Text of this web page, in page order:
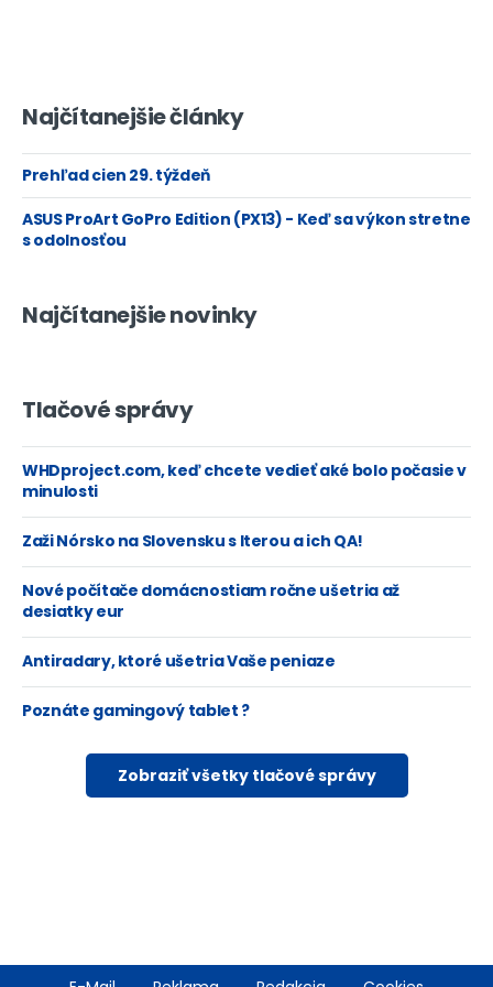
Najčítanejšie články
Prehľad cien 29. týždeň
ASUS ProArt GoPro Edition (PX13) - Keď sa výkon stretne
s odolnosťou
Najčítanejšie novinky
Tlačové správy
WHDproject.com, keď chcete vedieť aké bolo počasie v
minulosti
Zaži Nórsko na Slovensku s Iterou a ich QA!
Nové počítače domácnostiam ročne ušetria až
desiatky eur
Antiradary, ktoré ušetria Vaše peniaze
Poznáte gamingový tablet ?
Zobraziť všetky tlačové správy
Footer